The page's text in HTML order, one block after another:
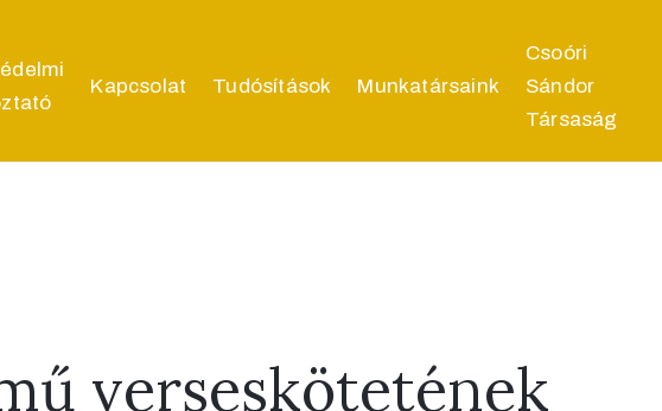
Kapcsolat Tudósítások Munkatársaink
Csoóri
Sándor
Társaság
verseskötetének